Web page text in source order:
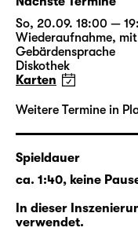
So, 20.09. 18:00 —
Wiederaufnahme,
Gebärdensprache
Diskothek
Karten
Weitere Termine in
Spieldauer
ca. 1:40, keine
In dieser
verwendet.